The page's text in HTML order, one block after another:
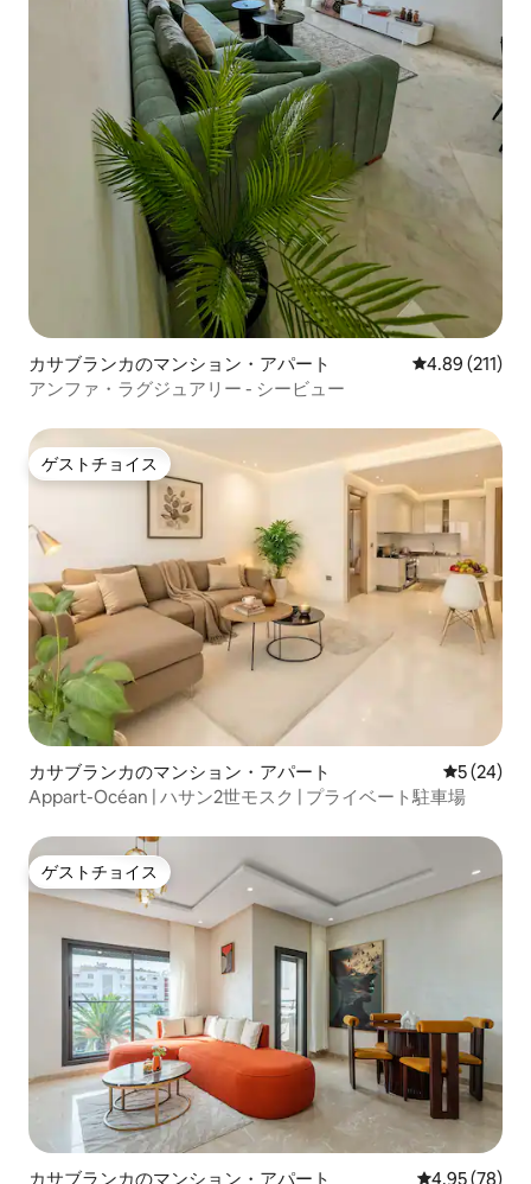
カサブランカのマンション・アパート レビュー211
4.89 (211)
アンファ・ラグジュアリー - シービュー
ゲストチョイス
ゲストチョイス
カサブランカのマンション・アパート レビュー
5 (24)
Appart-Océan | ハサン2世モスク | プライベート駐車場
ゲストチョイス
ゲストチョイス
カサブランカのマンション・アパート レビュー78
4.95 (78)